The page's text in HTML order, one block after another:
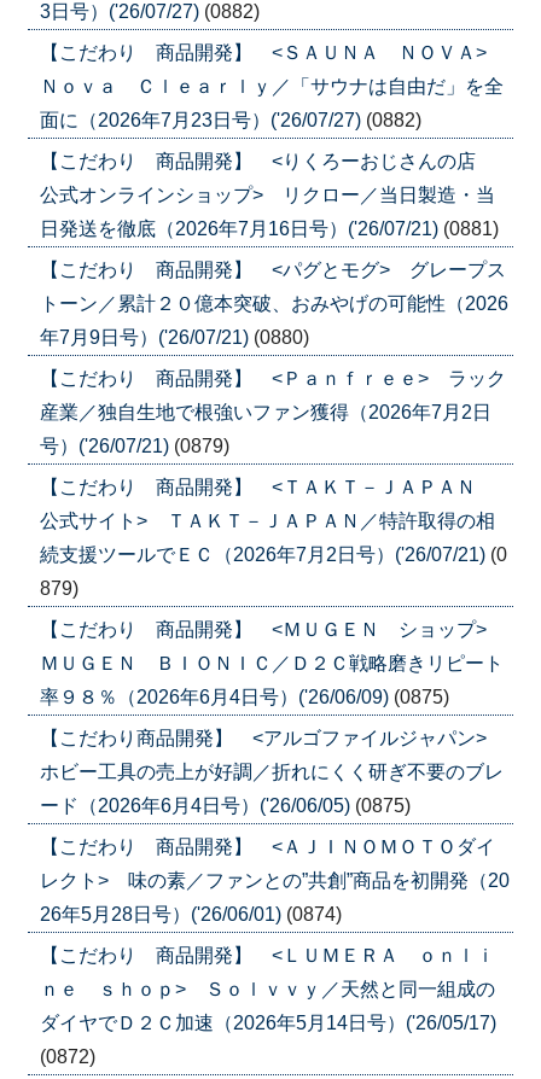
3日号）('26/07/27) (0882)
【こだわり 商品開発】 <ＳＡＵＮＡ ＮＯＶＡ>
Ｎｏｖａ Ｃｌｅａｒｌｙ／「サウナは自由だ」を全
面に（2026年7月23日号）('26/07/27) (0882)
【こだわり 商品開発】 <りくろーおじさんの店
公式オンラインショップ> リクロー／当日製造・当
日発送を徹底（2026年7月16日号）('26/07/21) (0881)
【こだわり 商品開発】 <パグとモグ> グレープス
トーン／累計２０億本突破、おみやげの可能性（2026
年7月9日号）('26/07/21) (0880)
【こだわり 商品開発】 <Ｐａｎｆｒｅｅ> ラック
産業／独自生地で根強いファン獲得（2026年7月2日
号）('26/07/21) (0879)
【こだわり 商品開発】 <ＴＡＫＴ－ＪＡＰＡＮ
公式サイト> ＴＡＫＴ－ＪＡＰＡＮ／特許取得の相
続支援ツールでＥＣ（2026年7月2日号）('26/07/21) (0
879)
【こだわり 商品開発】 <ＭＵＧＥＮ ショップ>
ＭＵＧＥＮ ＢＩＯＮＩＣ／Ｄ２Ｃ戦略磨きリピート
率９８％（2026年6月4日号）('26/06/09) (0875)
【こだわり商品開発】 <アルゴファイルジャパン>
ホビー工具の売上が好調／折れにくく研ぎ不要のブレ
ード（2026年6月4日号）('26/06/05) (0875)
【こだわり 商品開発】 <ＡＪＩＮＯＭＯＴＯダイ
レクト> 味の素／ファンとの”共創”商品を初開発（20
26年5月28日号）('26/06/01) (0874)
【こだわり 商品開発】 <ＬＵＭＥＲＡ ｏｎｌｉ
ｎｅ ｓｈｏｐ> Ｓｏｌｖｖｙ／天然と同一組成の
ダイヤでＤ２Ｃ加速（2026年5月14日号）('26/05/17)
(0872)